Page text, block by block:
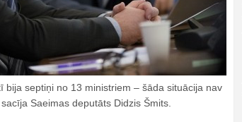
bija septiņi no 13 ministriem – šāda situācija nav
Saeimas deputāts Didzis Šmits.